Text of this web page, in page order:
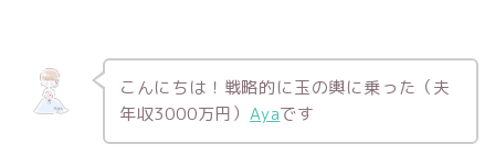
こんにちは！戦略的に玉の輿に乗った（夫
年収3000万円） Ayaです